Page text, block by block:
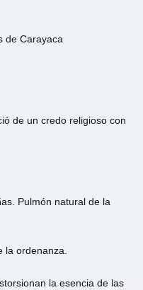
de Carayaca
de un credo religioso con
Pulmón natural de la
la ordenanza.
la esencia de las